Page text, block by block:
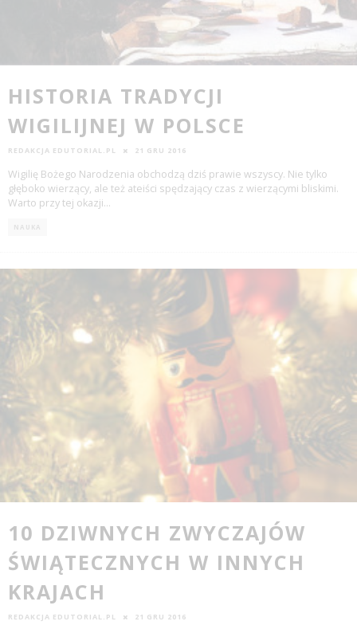
HISTORIA TRADYCJI
WIGILIJNEJ W POLSCE
REDAKCJA EDUTORIAL.PL 21 GRU 2016
Wigilię Bożego Narodzenia obchodzą dziś prawie wszyscy. Nie tylko
głęboko wierzący, ale też ateiści spędzający czas z wierzącymi bliskimi.
Warto przy tej okazji...
NAUKA
10 DZIWNYCH ZWYCZAJÓW
ŚWIĄTECZNYCH W INNYCH
KRAJACH
REDAKCJA EDUTORIAL.PL 21 GRU 2016